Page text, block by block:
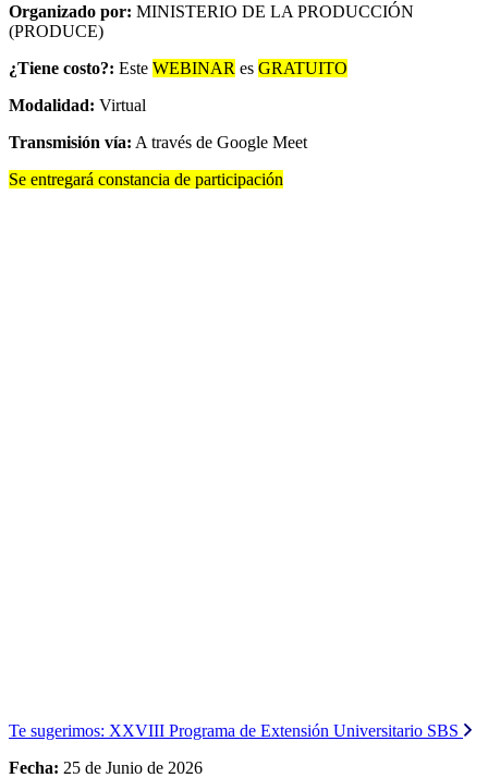
Organizado por: MINISTERIO DE LA PRODUCCIÓN
(PRODUCE)
¿Tiene costo?: Este WEBINAR es GRATUITO
Modalidad: Virtual
Transmisión vía: A través de Google Meet
Se entregará constancia de participación
Te sugerimos: XXVIII Programa de Extensión Universitario SBS
Fecha: 25 de Junio de 2026